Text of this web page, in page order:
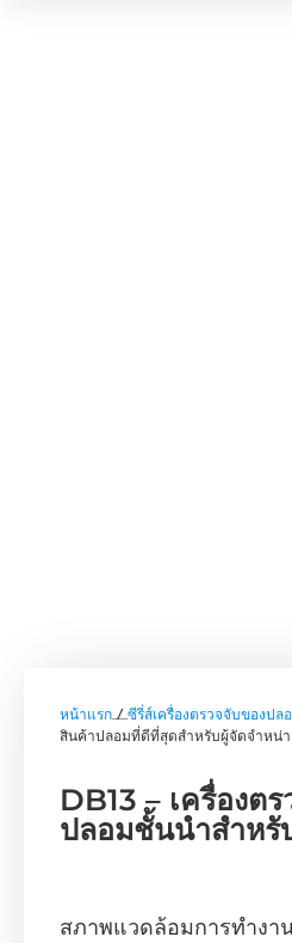
หน้าแรก / ซีรี่ส์เครื่องตรวจจับของปล
สินค้าปลอมที่ดีที่สุดสำหรับผู้จัดจำหน่า
DB13 – เครื่องต
ปลอมชั้นนำสำหรั
สภาพแวดล้อมการทำงา